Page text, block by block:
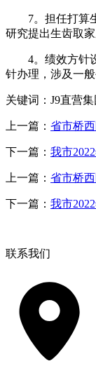
7。担任打算生
研究提出生齿取
4。绩效方针设
针办理，涉及一般
关键词：J9直营
上一篇： 省市桥
下一篇： 我市
上一篇： 省市桥
下一篇： 我市
联系我们